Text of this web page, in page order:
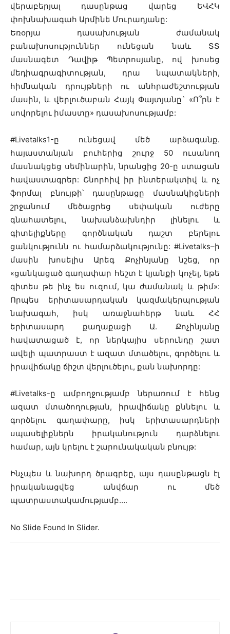
վերաբերյալ դասընթաց վարեց ԵՎՀԿ
փոխնախագահ Արմինե Մուրադյանը:
Եռօրյա դասախության ժամանակ
բանախոսություններ ունեցան նաև ՏՏ
մասնագետ Դավիթ Պետրոսյանը, ով խոսեց
մեդիագրագիտության, դրա նպատակների,
հիմնական դրույթների ու անհրաժեշտության
մասին, և վերլուծաբան Հայկ Փայտյանը` «Ո՞րն է
սովորելու իմաստը» դասախոսությամբ:
#Livetalks1-ը ունեցավ մեծ արձագանք.
հայաստանյան բուհերից շուրջ 50 ուսանող
մասնակցեց սեմինարին, նրանցից 20-ը ստացան
հավաստագրեր: Շնորհիվ իր ինտերակտիվ և ոչ
ֆորմալ բնույթի՝ դասընթացը մասնակիցների
շրջանում մեծացրեց սեփական ուժերը
գնահատելու, նախանձախնդիր լինելու և
գիտելիքները գործնական դաշտ բերելու
ցանկությունն ու համարձակությունը: #Livetalks–ի
մասին խոսելիս Արեգ Քոչինյանը նշեց, որ
«ցանկացած գաղափար հեշտ է կյանքի կոչել, եթե
գիտես թե ինչ ես ուզում, կա ժամանակ և թիմ»:
Որպես երիտասարդական կազմակերպության
նախագահ, իսկ առաջնահերթ նաև ՀՀ
երիտասարդ քաղաքացի Ա. Քոչինյանը
հավատացած է, որ ներկայիս սերունդը շատ
ավելի պատրաստ է ազատ մտածելու, գործելու և
իրավիճակը ճիշտ վերլուծելու, քան նախորդը:
#Livetalks-ը ամբողջությամբ ներառում է հենց
ազատ մտածողության, իրավիճակը քննելու և
գործելու գաղափարը, իսկ երիտասարդների
սպասելիքներն իրականություն դարձնելու
համար, այն կրելու է շարունակական բնույթ:
Ինչպես և նախորդ ծրագրեը, այս դասընթացն էլ
իրականացվեց անվճար ու մեծ
պատրաստակամությամբ….
No Slide Found In Slider.